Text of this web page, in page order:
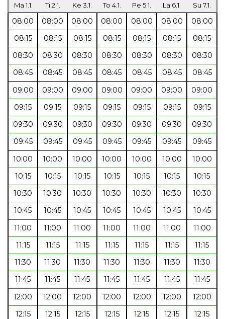
Ma 1.1. Ti 2.1. Ke 3.1. To 4.1. Pe 5.1. La 6.1. Su 7.1.
08:00 08:00 08:00 08:00 08:00 08:00
08:00
08:15
08:15 08:15 08:15 08:15 08:15
08:15
08:30
08:30 08:30 08:30 08:30 08:30
08:30
08:45
08:45 08:45 08:45 08:45 08:45
08:45
09:00
09:00 09:00 09:00 09:00 09:00
09:00
09:15
09:15 09:15 09:15 09:15 09:15
09:15
09:30
09:30 09:30 09:30 09:30 09:30
09:30
09:45
09:45 09:45 09:45 09:45 09:45
09:45
10:00
10:00 10:00 10:00 10:00 10:00
10:00
10:15
10:15 10:15 10:15 10:15 10:15
10:15
10:30
10:30 10:30 10:30 10:30 10:30
10:30
10:45
10:45 10:45 10:45 10:45 10:45
10:45
11:00
11:00 11:00 11:00 11:00 11:00
11:00
11:15
11:15 11:15 11:15 11:15 11:15
11:15
11:30
11:30 11:30 11:30 11:30 11:30
11:30
11:45
11:45 11:45 11:45 11:45 11:45
11:45
12:00
12:00 12:00 12:00 12:00 12:00
12:00
12:15
12:15 12:15 12:15 12:15 12:15
12:15